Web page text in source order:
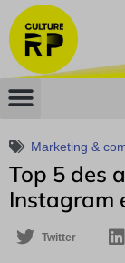
Marketing &
Top 5 des
Instagram
Twitter